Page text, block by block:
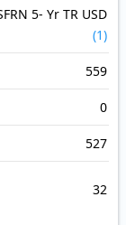
5- Yr TR USD
(1)
559
0
527
32